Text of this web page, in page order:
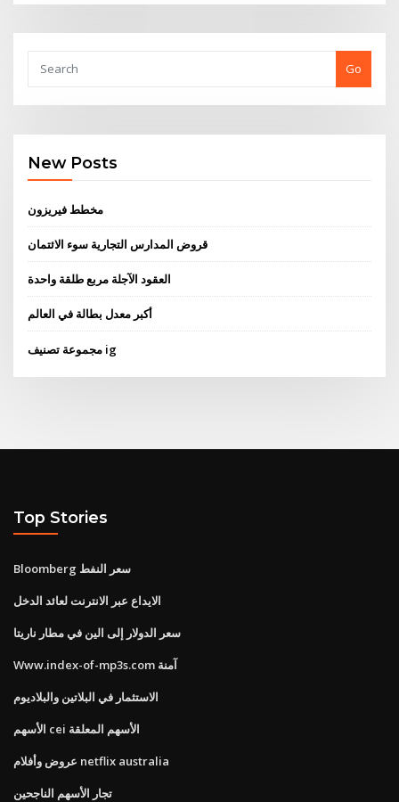
Go
New Posts
مخطط فيريزون
قروض المدارس التجارية سوء الائتمان
العقود الآجلة مربع طلقة واحدة
أكبر معدل بطالة في العالم
مجموعة تصنيف ig
Top Stories
Bloomberg سعر النفط
الايداع عبر الانترنت لعائد الدخل
سعر الدولار إلى الين في مطار ناريتا
Www.index-of-mp3s.com آمنة
الاستثمار في البلاتين والبلاديوم
الأسهم cei الأسهم المعلقة
عروض وأفلام netflix australia
تجار الأسهم الناجحين